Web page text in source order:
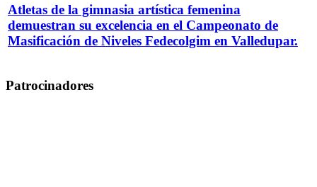
Atletas de la gimnasia artística femenina
demuestran su excelencia en el Campeonato de
Masificación de Niveles Fedecolgim en Valledupar.
Patrocinadores